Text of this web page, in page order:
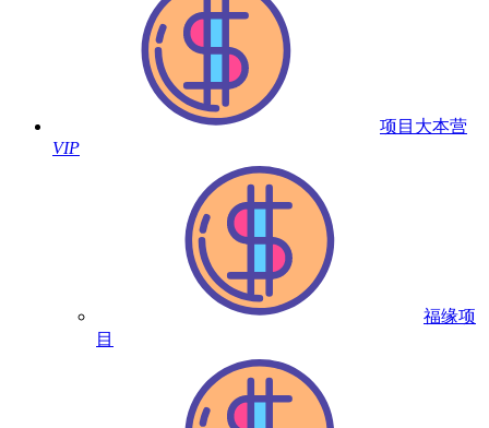
项目大本营
VIP
福缘项
目